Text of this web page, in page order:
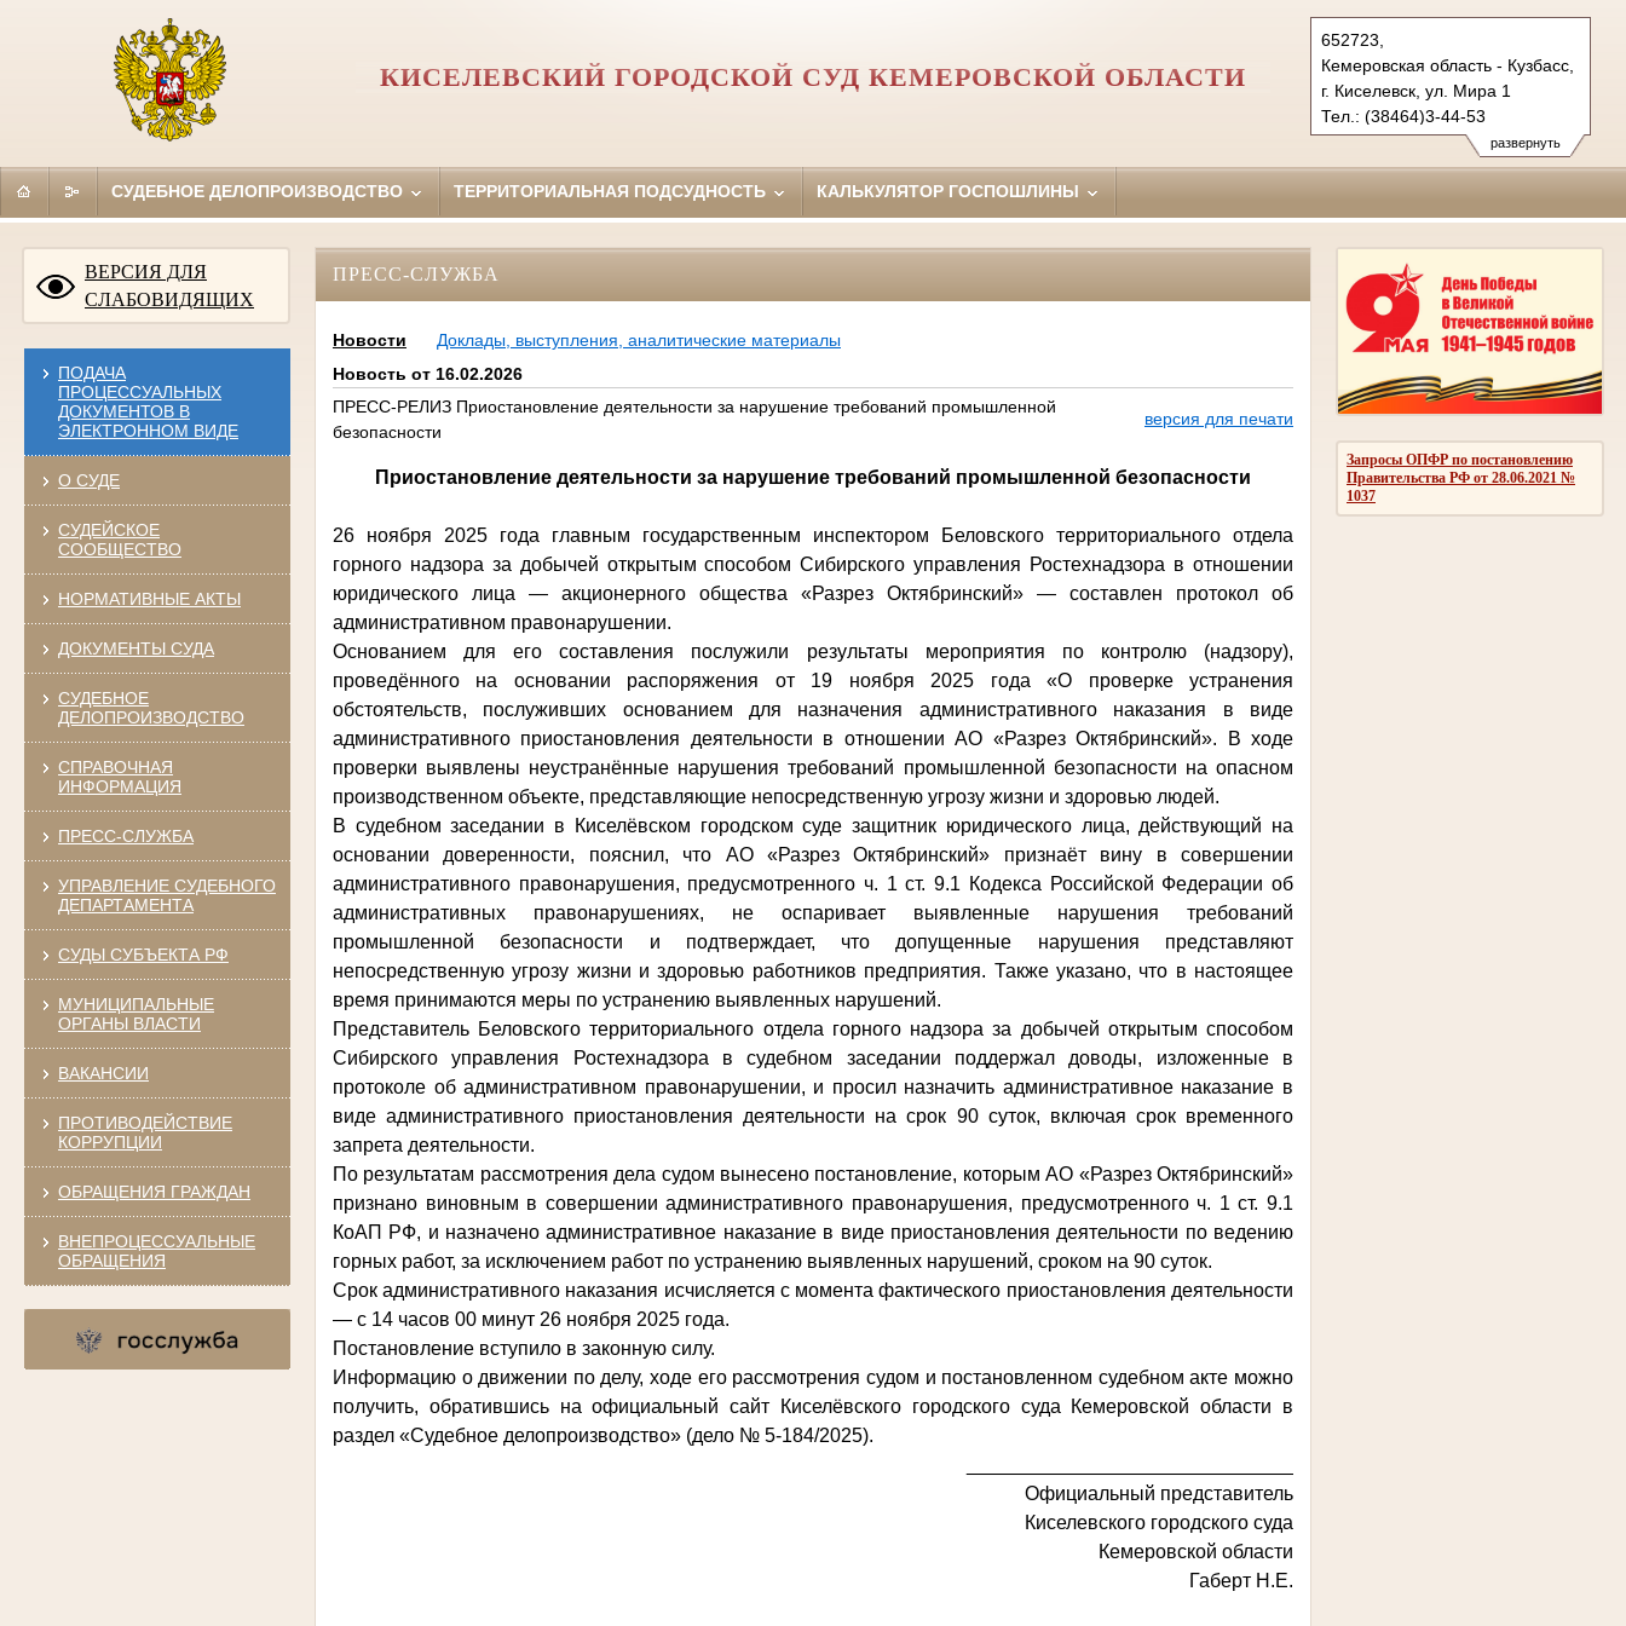
развернуть
652723,
Кемеровская область - Кузбасс,
г. Киселевск, ул. Мира 1
Тел.: (38464)3-44-53
kiselevsky.kmr@sudrf.ru
КИСЕЛЕВСКИЙ ГОРОДСКОЙ СУД КЕМЕРОВСКОЙ ОБЛАСТИ
СУДЕБНОЕ ДЕЛОПРОИЗВОДСТВО ТЕРРИТОРИАЛЬНАЯ ПОДСУДНОСТЬ КАЛЬКУЛЯТОР ГОСПОШЛИНЫ
ВЕРСИЯ ДЛЯ
СЛАБОВИДЯЩИХ
ПОДАЧА
ПРОЦЕССУАЛЬНЫХ
ДОКУМЕНТОВ В
ЭЛЕКТРОННОМ ВИДЕ
О СУДЕ
СУДЕЙСКОЕ
СООБЩЕСТВО
НОРМАТИВНЫЕ АКТЫ
ДОКУМЕНТЫ СУДА
СУДЕБНОЕ
ДЕЛОПРОИЗВОДСТВО
СПРАВОЧНАЯ
ИНФОРМАЦИЯ
ПРЕСС-СЛУЖБА
УПРАВЛЕНИЕ СУДЕБНОГО
ДЕПАРТАМЕНТА
СУДЫ СУБЪЕКТА РФ
МУНИЦИПАЛЬНЫЕ
ОРГАНЫ ВЛАСТИ
ВАКАНСИИ
ПРОТИВОДЕЙСТВИЕ
КОРРУПЦИИ
ОБРАЩЕНИЯ ГРАЖДАН
ВНЕПРОЦЕССУАЛЬНЫЕ
ОБРАЩЕНИЯ
Запросы ОПФР по постановлению
Правительства РФ от 28.06.2021 №
1037
ПРЕСС-СЛУЖБА
Новости
Доклады, выступления, аналитические материалы
Новость от 16.02.2026
ПРЕСС-РЕЛИЗ Приостановление деятельности за нарушение требований промышленной
безопасности
версия для печати
Приостановление деятельности за нарушение требований промышленной безопасности
26 ноября 2025 года главным государственным инспектором Беловского территориального отдела
горного надзора за добычей открытым способом Сибирского управления Ростехнадзора в отношении
юридического лица — акционерного общества «Разрез Октябринский» — составлен протокол об
административном правонарушении.
Основанием для его составления послужили результаты мероприятия по контролю (надзору),
проведённого на основании распоряжения от 19 ноября 2025 года «О проверке устранения
обстоятельств, послуживших основанием для назначения административного наказания в виде
административного приостановления деятельности в отношении АО «Разрез Октябринский». В ходе
проверки выявлены неустранённые нарушения требований промышленной безопасности на опасном
производственном объекте, представляющие непосредственную угрозу жизни и здоровью людей.
В судебном заседании в Киселёвском городском суде защитник юридического лица, действующий на
основании доверенности, пояснил, что АО «Разрез Октябринский» признаёт вину в совершении
административного правонарушения, предусмотренного ч. 1 ст. 9.1 Кодекса Российской Федерации об
административных правонарушениях, не оспаривает выявленные нарушения требований
промышленной безопасности и подтверждает, что допущенные нарушения представляют
непосредственную угрозу жизни и здоровью работников предприятия. Также указано, что в настоящее
время принимаются меры по устранению выявленных нарушений.
Представитель Беловского территориального отдела горного надзора за добычей открытым способом
Сибирского управления Ростехнадзора в судебном заседании поддержал доводы, изложенные в
протоколе об административном правонарушении, и просил назначить административное наказание в
виде административного приостановления деятельности на срок 90 суток, включая срок временного
запрета деятельности.
По результатам рассмотрения дела судом вынесено постановление, которым АО «Разрез Октябринский»
признано виновным в совершении административного правонарушения, предусмотренного ч. 1 ст. 9.1
КоАП РФ, и назначено административное наказание в виде приостановления деятельности по ведению
горных работ, за исключением работ по устранению выявленных нарушений, сроком на 90 суток.
Срок административного наказания исчисляется с момента фактического приостановления деятельности
— с 14 часов 00 минут 26 ноября 2025 года.
Постановление вступило в законную силу.
Информацию о движении по делу, ходе его рассмотрения судом и постановленном судебном акте можно
получить, обратившись на официальный сайт Киселёвского городского суда Кемеровской области в
раздел «Судебное делопроизводство» (дело № 5-184/2025).
Официальный представитель
Киселевского городского суда
Кемеровской области
Габерт Н.Е.